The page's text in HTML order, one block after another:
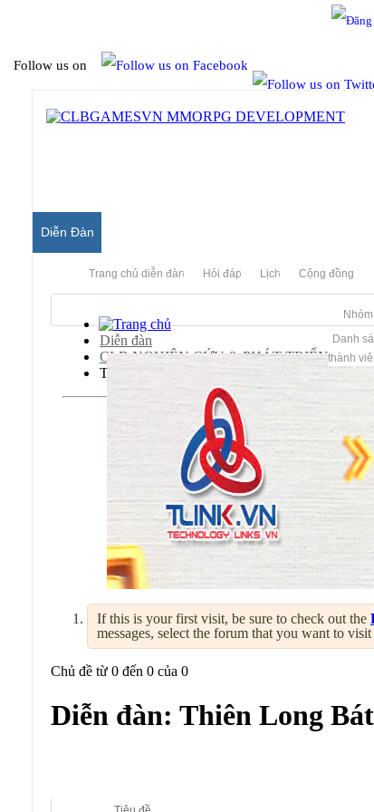
Follow us on
Diễn Đàn
Trang chủ diễn đàn Hỏi đáp Lịch Cộng đồng
Nhóm
Danh
thành
Diễn đàn
CLB NGHIÊN CỨU & PHÁT TRIỂN
Thiên Long Bát Bộ
If this is your first visit, be sure to check out the
messages, select the forum that you want to
Chủ đề từ 0 đến 0 của 0
Diễn đàn: Thiên Long